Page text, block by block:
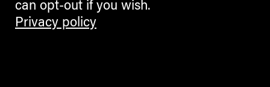
can opt-out if you wish.
Privacy policy